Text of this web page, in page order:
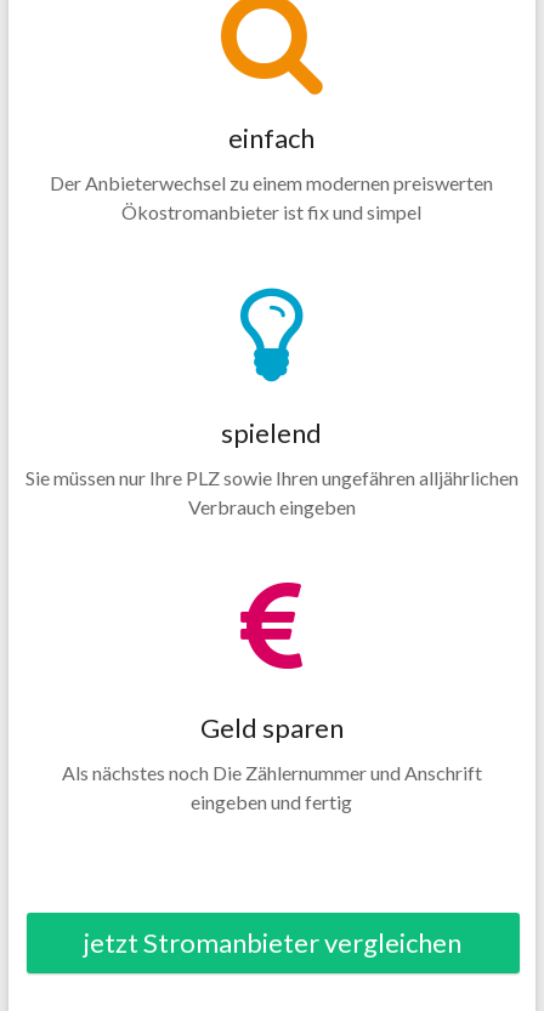
einfach
Der Anbieterwechsel zu einem modernen preiswerten
Ökostromanbieter ist fix und simpel
spielend
Sie müssen nur Ihre PLZ sowie Ihren ungefähren alljährlichen
Verbrauch eingeben
Geld sparen
Als nächstes noch Die Zählernummer und Anschrift
eingeben und fertig
jetzt Stromanbieter vergleichen